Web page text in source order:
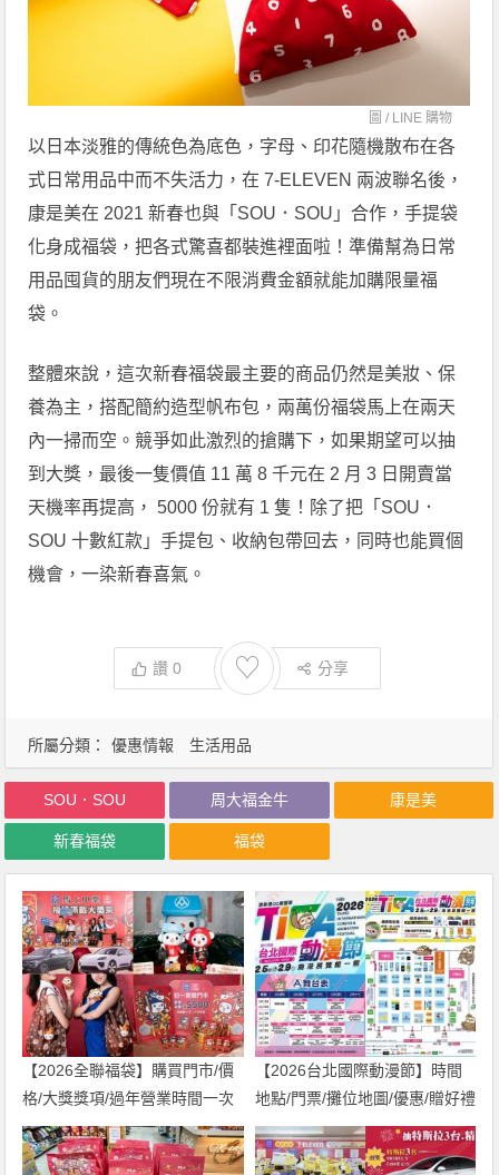
圖 / LINE 購物
以日本淡雅的傳統色為底色，字母、印花隨機散布在各
式日常用品中而不失活力，在 7-ELEVEN 兩波聯名後，
康是美在 2021 新春也與「SOU．SOU」合作，手提袋
化身成福袋，把各式驚喜都裝進裡面啦！準備幫為日常
用品囤貨的朋友們現在不限消費金額就能加購限量福
袋。
整體來說，這次新春福袋最主要的商品仍然是美妝、保
養為主，搭配簡約造型帆布包，兩萬份福袋馬上在兩天
內一掃而空。競爭如此激烈的搶購下，如果期望可以抽
到大獎，最後一隻價值 11 萬 8 千元在 2 月 3 日開賣當
天機率再提高， 5000 份就有 1 隻！除了把「SOU．
SOU 十數紅款」手提包、收納包帶回去，同時也能買個
機會，一染新春喜氣。
讚0 ♡ 分享
所屬分類： 優惠情報 生活用品
SOU．SOU 周大福金牛 康是美
新春福袋 福袋
【2026全聯福袋】購買門市/價
格/大獎獎項/過年營業時間一次
看！
【2026台北國際動漫節】時間
地點/門票/攤位地圖/優惠/贈好禮
活動，南港展覽館展出！